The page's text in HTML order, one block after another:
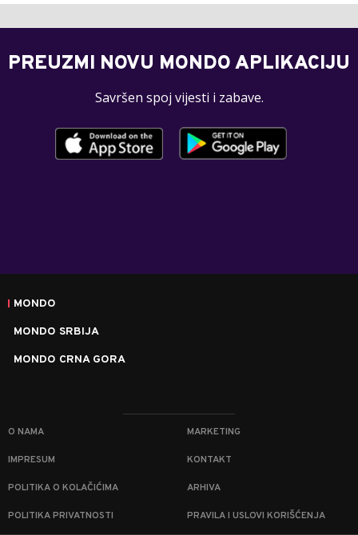
PREUZMI NOVU MONDO APLIKACIJU
Savršen spoj vijesti i zabave.
MONDO
MONDO SRBIJA
MONDO CRNA GORA
O NAMA MARKETING
IMPRESUM KONTAKT
POLITIKA O KOLAČIĆIMA ARHIVA
POLITIKA PRIVATNOSTI PRAVILA I USLOVI KORIŠĆENJA